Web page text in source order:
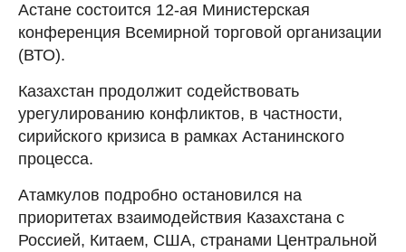
Астане состоится 12-ая Министерская
конференция Всемирной торговой организации
(ВТО).
Казахстан продолжит содействовать
урегулированию конфликтов, в частности,
сирийского кризиса в рамках Астанинского
процесса.
Атамкулов подробно остановился на
приоритетах взаимодействия Казахстана с
Россией, Китаем, США, странами Центральной